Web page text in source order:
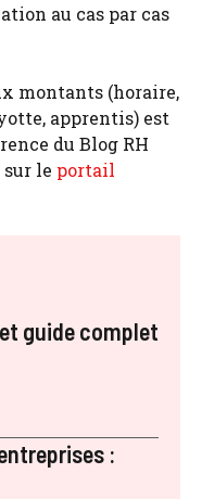
au cas par cas
montants (horaire,
apprentis) est
du Blog RH
sur le portail
guide complet
: